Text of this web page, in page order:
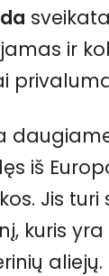
ir
iš
Jis
kuris